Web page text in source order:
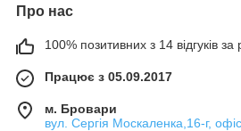
Про нас
100% позитивних з 14 відгуків за
Працює з 05.09.2017
м. Бровари
вул. Сергія Москаленка,16-г,